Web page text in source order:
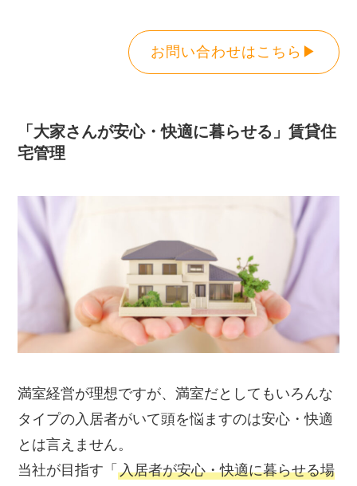
お問い合わせはこちら▶
「大家さんが安心・快適に暮らせる」賃貸住
宅管理
満室経営が理想ですが、満室だとしてもいろんな
タイプの入居者がいて頭を悩ますのは安心・快適
とは言えません。
当社が目指す「入居者が安心・快適に暮らせる場